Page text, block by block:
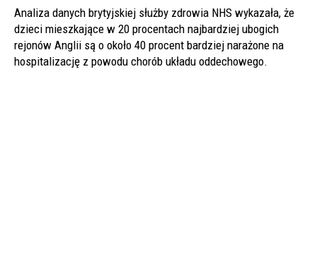
Analiza danych brytyjskiej służby zdrowia NHS wykazała, że
dzieci mieszkające w 20 procentach najbardziej ubogich
rejonów Anglii są o około 40 procent bardziej narażone na
hospitalizację z powodu chorób układu oddechowego.